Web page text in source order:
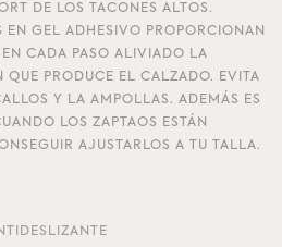
DE LOS TACONES ALTOS.
EN GEL ADHESIVO PROPORCIONAN
CADA PASO ALIVIADO LA
QUE PRODUCE EL CALZADO. EVITA
Y LA AMPOLLAS. ADEMÁS ES
LOS ZAPTAOS ESTÁN
AJUSTARLOS A TU TALLA.